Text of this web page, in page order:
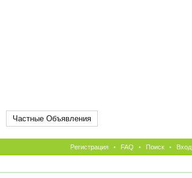
Частные Объявления
Регистрация • FAQ • Поиск • Вход